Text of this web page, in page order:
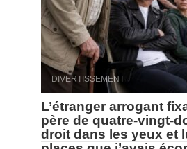
DIVERTISSEMENT
L’étranger arrogant
père de quatre-vingt-
droit dans les yeux et